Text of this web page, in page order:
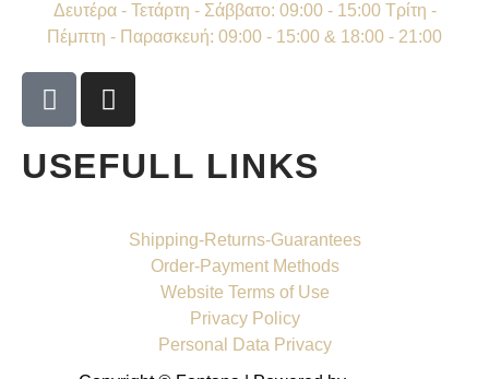
Δευτέρα - Τετάρτη - Σάββατο: 09:00 - 15:00 Τρίτη -
Πέμπτη - Παρασκευή: 09:00 - 15:00 & 18:00 - 21:00
USEFULL LINKS
Shipping-Returns-Guarantees
Order-Payment Methods
Website Terms of Use
Privacy Policy
Personal Data Privacy